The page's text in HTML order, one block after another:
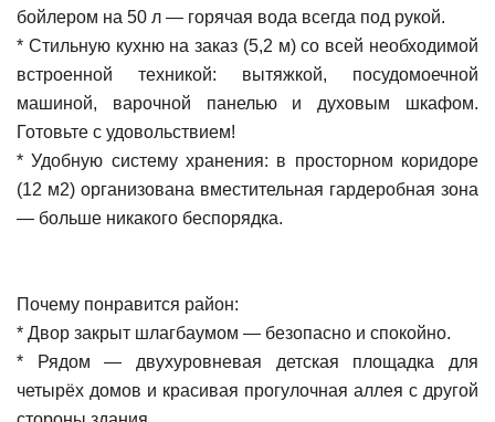
бойлером на 50 л — горячая вода всегда под рукой.
* Стильную кухню на заказ (5,2 м) со всей необходимой
встроенной техникой: вытяжкой, посудомоечной
машиной, варочной панелью и духовым шкафом.
Готовьте с удовольствием!
* Удобную систему хранения: в просторном коридоре
(12 м2) организована вместительная гардеробная зона
— больше никакого беспорядка.
Почему понравится район:
* Двор закрыт шлагбаумом — безопасно и спокойно.
* Рядом — двухуровневая детская площадка для
четырёх домов и красивая прогулочная аллея с другой